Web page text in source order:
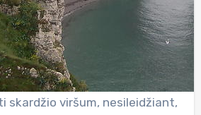
skardžio viršum, nesileidžiant,